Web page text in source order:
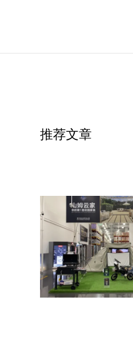
推荐文章